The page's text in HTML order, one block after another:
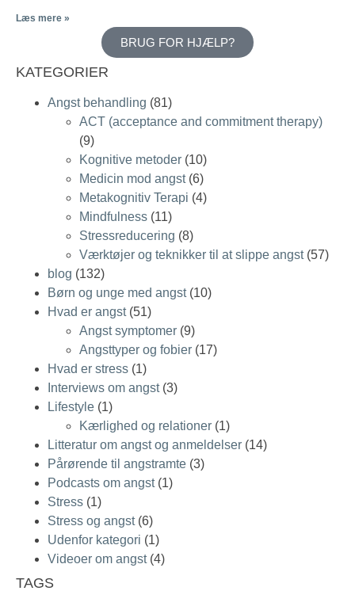
Læs mere »
BRUG FOR HJÆLP?
KATEGORIER
Angst behandling (81)
ACT (acceptance and commitment therapy)
(9)
Kognitive metoder (10)
Medicin mod angst(6)
Metakognitiv Terapi (4)
Mindfulness (11)
Stressreducering (8)
Værktøjer og teknikker til at slippe angst(57)
blog (132)
Børn og unge med angst(10)
Hvad er angst(51)
Angst symptomer (9)
Angsttyper og fobier (17)
Hvad er stress (1)
Interviews om angst(3)
Lifestyle (1)
Kærlighed og relationer (1)
Litteratur om angst og anmeldelser (14)
Pårørende til angstramte (3)
Podcasts om angst(1)
Stress (1)
Stress og angst(6)
Udenfor kategori (1)
Videoer om angst(4)
TAGS